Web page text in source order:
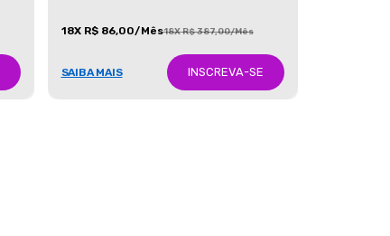
18X R$ 86,00/Mês18X R$ 387,00/Mês
SAIBA MAIS INSCREVA-SE